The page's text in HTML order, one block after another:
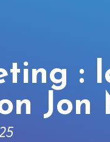
:
Jon